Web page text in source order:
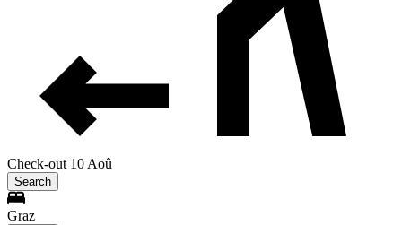
Check-out 10 Aoû
Search
Graz